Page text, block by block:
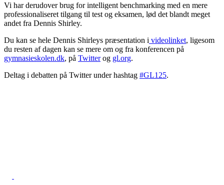
Vi har derudover brug for intelligent benchmarking med en mere
professionaliseret tilgang til test og eksamen, lød det blandt meget
andet fra Dennis Shirley.
Du kan se hele Dennis Shirleys præsentation i videolinket, ligesom
du resten af dagen kan se mere om og fra konferencen på
gymnasieskolen.dk, på Twitterog gl.org.
Deltag i debatten på Twitter under hashtag #GL125.